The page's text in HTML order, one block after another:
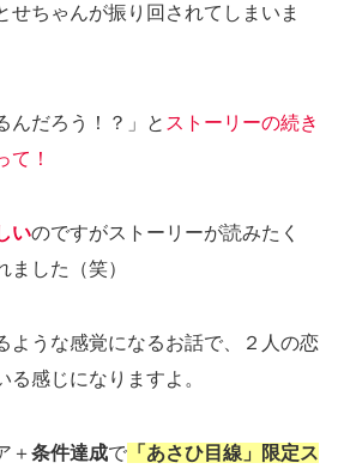
せちゃんが振り回されてしまいま
んだろう！？」と ストーリーの続き
て！
いのですがストーリーが読みたく
ました（笑）
ような感覚になるお話で、２人の恋
感じになりますよ。
＋条件達成で 「あさひ目線」限定ス